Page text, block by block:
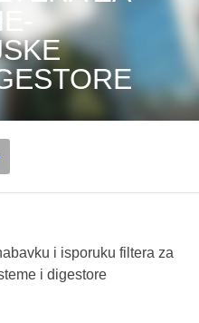
i isporuku filtera za
i digestore